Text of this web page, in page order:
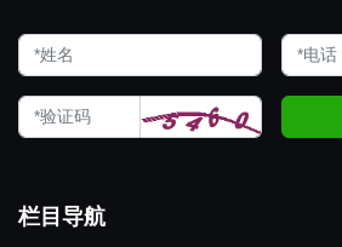
栏目导航